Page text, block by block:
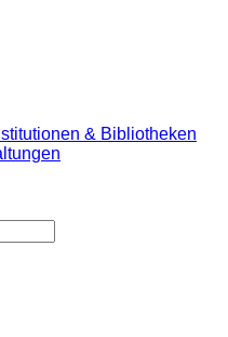
& Bibliotheken